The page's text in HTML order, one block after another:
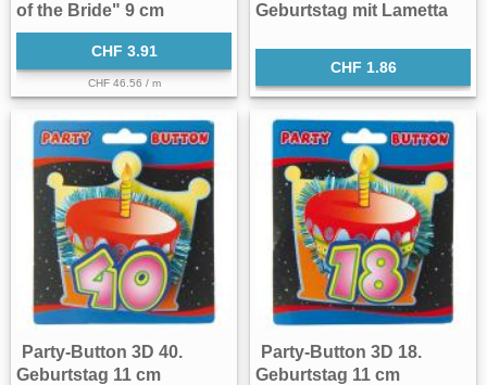
of the Bride" 9 cm
CHF 3.91
CHF 46.56 / m
Geburtstag mit Lametta
CHF 1.86
Party-Button 3D 40.
Geburtstag 11 cm
Party-Button 3D 18.
Geburtstag 11 cm